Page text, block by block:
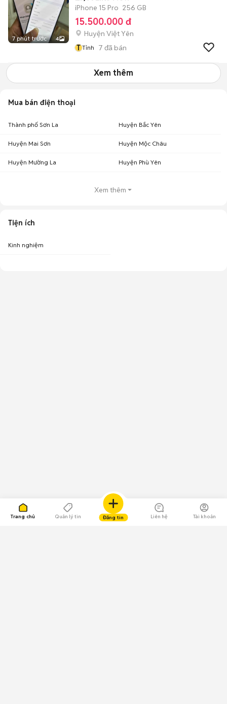
Trang chủ Quản lý tin Đăng tin Liên hệ Tài khoản
7 phút trước 4
iPhone 15 Pro 256 GB
15.500.000 đ
Huyện Việt Yên
T Tỉnh 7 đã bán
Xem thêm
Mua bán điện thoại
Thành phố Sơn La Huyện Bắc Yên
Huyện Mai Sơn Huyện Mộc Châu
Huyện Mường La Huyện Phù Yên
Xem thêm
Tiện ích
Kinh nghiệm